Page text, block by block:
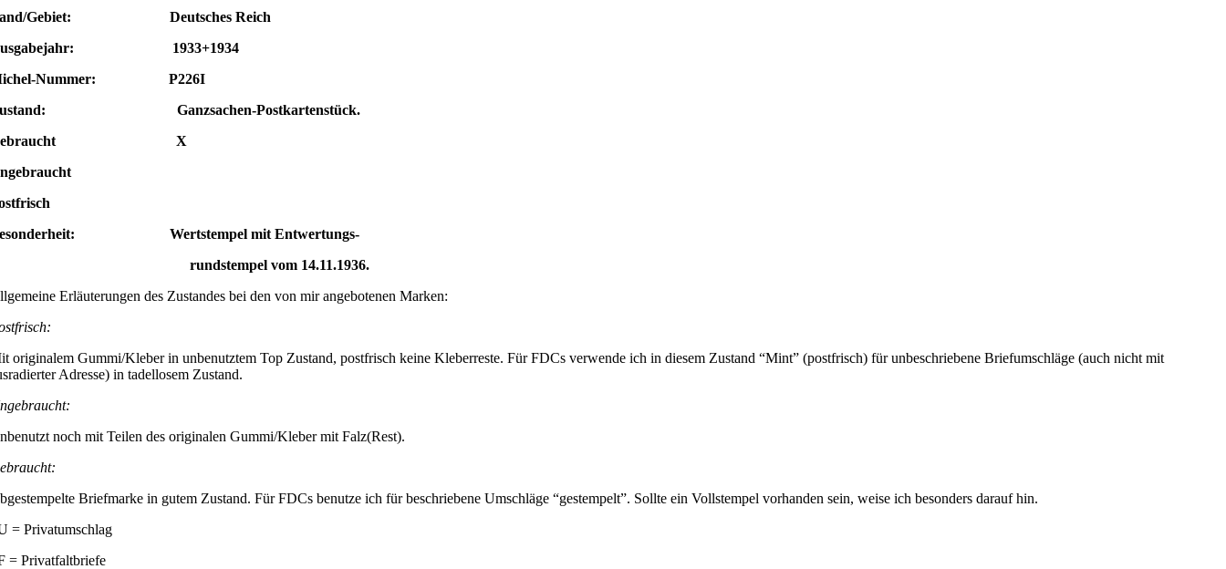
Gebiet: Deutsches Reich
1933+1934
Nummer: P226I
Ganzsachen-Postkartenstück.
X
Wertstempel mit Entwertungs-
vom 14.11.1936.
Erläuterungen des Zustandes bei den von mir angebotenen Marken:
originalem Gummi/Kleber in unbenutztem Top Zustand, postfrisch keine Kleberreste. Für FDCs verwende ich in diesem Zustand “Mint” (postfrisch) für unbeschriebene Briefumschläge (auch nicht mit
Adresse) in tadellosem Zustand.
noch mit Teilen des originalen Gummi/Kleber mit Falz(Rest).
Briefmarke in gutem Zustand. Für FDCs benutze ich für beschriebene Umschläge “gestempelt”. Sollte ein Vollstempel vorhanden sein, weise ich besonders darauf hin.
= Privatumschlag
= Privatfaltbriefe